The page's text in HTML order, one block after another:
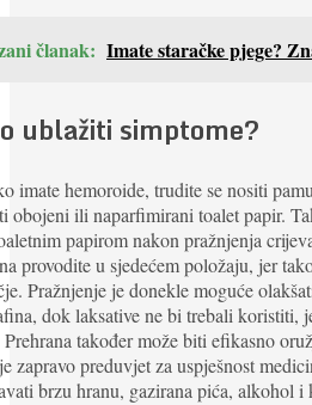
članak: Imate staračke pjege?
ublažiti simptome?
imate hemoroide, trudite se nositi
obojeni ili naparfimirani toalet papir.
papirom nakon pražnjenja
provodite u sjedećem položaju, jer
Pražnjenje je donekle moguće
dok laksative ne bi trebali koristiti,
Prehrana također može biti efikasno
zapravo preduvjet za uspješnost
brzu hranu, gazirana pića, alkohol i